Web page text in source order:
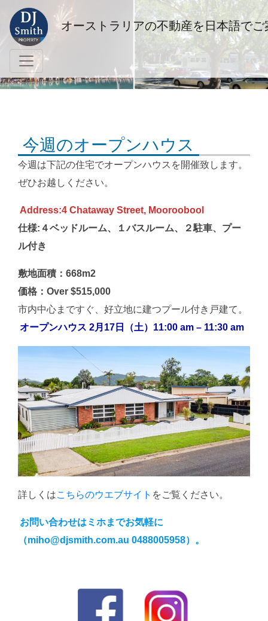
オーストラリアの不動産を日本語でご
今週のオープンハウス
今週は下記の住宅でオープンハウスを開催致します。
ぜひお越しください。
Address:4 Chataway Street, Mooroobool
仕様:４ベッドルーム、１バスルーム、２駐車、プー
ル付き
敷地面積：668m2
価格：Over $515,000
市内中心まですぐ、好立地に建つプール付き戸建て。
オープンハウス 2月17日（土）11:00 am – 11:30 am
詳しくはこちらのウエブサイト をご覧ください。
お問い合わせはミホまでお気軽に
（miho@djsmith.com.au 0488005958）。